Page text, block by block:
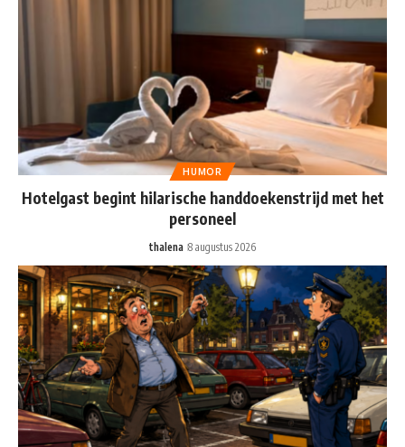
HUMOR
Hotelgast begint hilarische handdoekenstrijd met het
personeel
thalena 8 augustus 2026